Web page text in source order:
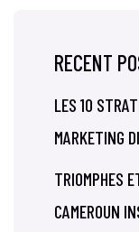
RECENT
LES 10
MARKETING
TRIOMPHES
CAMEROUN